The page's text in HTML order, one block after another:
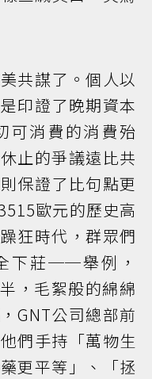
共謀了。個人以
印證了晚期資本
可消費的消費殆
止的爭議遠比共
保證了比句點更
歐元的歷史高
狂時代，群眾們
下莊──舉例，
，毛絮般的綿綿
GNT公司總部前
們手持「萬物生
更平等」、「拯